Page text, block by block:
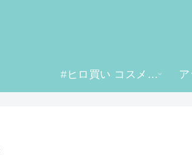
#ヒロ買い コスメレビュー